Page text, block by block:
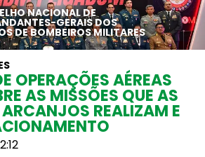
NACIONAL DE
GERAIS DOS
DE BOMBEIROS MILITARES
OPERAÇÕES AÉREAS
AS MISSÕES QUE AS
REALIZAM E